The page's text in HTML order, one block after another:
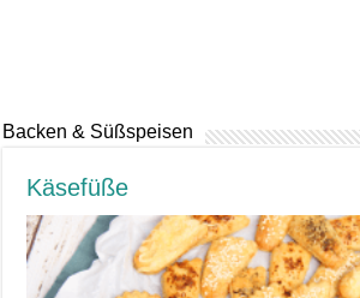
Backen & Süßspeisen
Käsefüße